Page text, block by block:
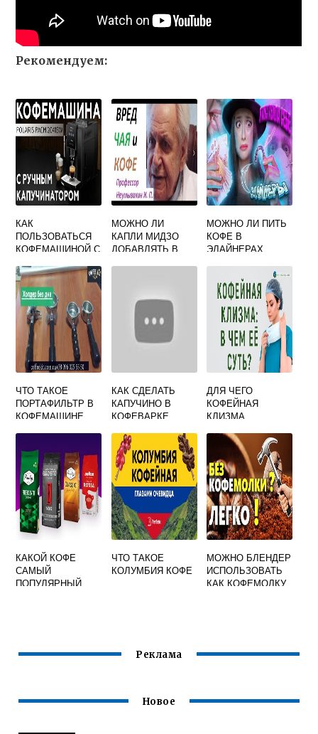
Рекомендуем:
КАК
ПОЛЬЗОВАТЬСЯ
КОФЕМАШИНОЙ С
ПОЛАРИС
МОЖНО ЛИ
КАПЛИ МИДЗО
ДОБАВЛЯТЬ В
МОЖНО ЛИ ПИТЬ
КОФЕ В
ЭЛАЙНЕРАХ
ЧТО ТАКОЕ
ПОРТАФИЛЬТР В
КОФЕМАШИНЕ
КАК СДЕЛАТЬ
КАПУЧИНО В
КОФЕВАРКЕ
ДЛЯ ЧЕГО
КОФЕЙНАЯ
КЛИЗМА
КАКОЙ КОФЕ
САМЫЙ
ПОПУЛЯРНЫЙ
ЧТО ТАКОЕ
КОЛУМБИЯ КОФЕ
МОЖНО БЛЕНДЕР
ИСПОЛЬЗОВАТЬ
КАК КОФЕМОЛКУ
Реклама
Новое